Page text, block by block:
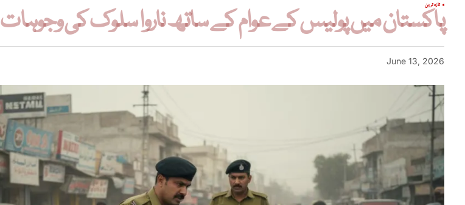
تازہ ترین
پاکستان میں پولیس کے عوام کے ساتھ ناروا سلوک کی وجوہات
June 13, 2026